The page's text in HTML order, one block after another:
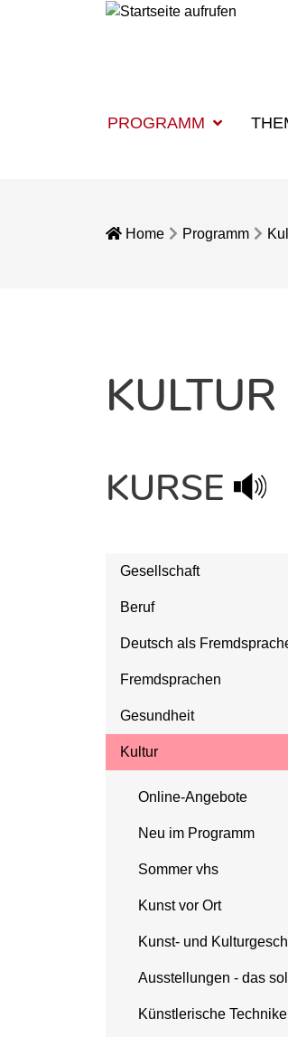
PROGRAMM
Home Programm
KULTUR
KURSE
Gesellschaft
Beruf
Deutsch als
Fremdsprachen
Gesundheit
Kultur
Online-Angebote
Neu im Programm
Sommer vhs
Kunst vor Ort
Kunst- und
Ausstellungen - das
Künstlerische